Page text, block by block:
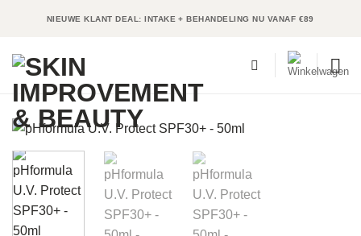
NIEUWE KLANT DEAL: INTAKE + BEHANDELING NU VANAF €89